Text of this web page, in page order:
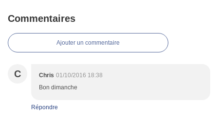
Commentaires
Ajouter un commentaire
C Chris 01/10/2016 18:38
Bon dimanche
Répondre